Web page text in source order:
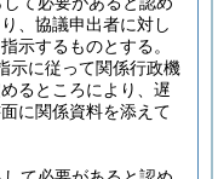
、協議申出者に対し
示するものとする。
示に従って関係行政機
るところにより、遅
に関係資料を添えて